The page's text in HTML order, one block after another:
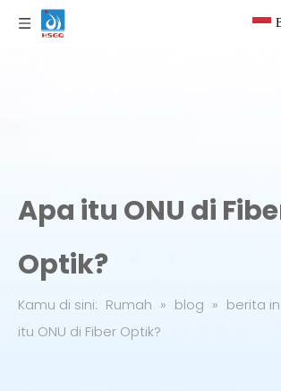
Apa itu ONU di
Optik?
Kamu di sini: Rumah » blog » berita
itu ONU di Fiber Optik?